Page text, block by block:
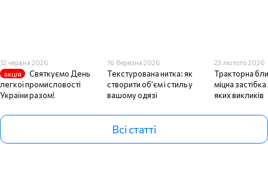
12 червня 2026
акція
Святкуємо День
легкої промисловості
України разом!
16 березня 2026
Текстурована нитка: як
створити об’єм і стиль у
вашому одязі
23 лютого 2026
Тракторна
міцна
яких викликів
Всі статті